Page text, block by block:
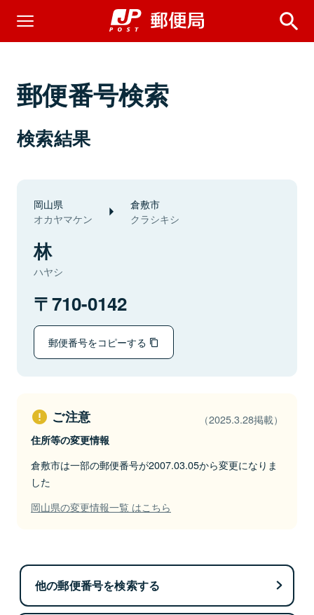
郵便番号検索
検索結果
岡山県
オカヤマケン
倉敷市
クラシキシ
林
ハヤシ
710-0142
郵便番号をコピーする
ご注意 （2025.3.28掲載）
住所等の変更情報
倉敷市は一部の郵便番号が2007.03.05から変更になりま
した
岡山県の変更情報一覧 はこちら
他の郵便番号を検索する